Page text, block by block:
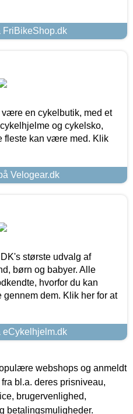
FriBikeShop.dk
en cykelbutik, med et
og cykelsko,
fleste kan være med. Klik
Velogear.dk
største udvalg af
børn og babyer. Alle
hvorfor du kan
dem. Klik her for at
eCykelhjelm.dk
webshops og anmeldt
bl.a. deres prisniveau,
brugervenlighed,
betalingsmuligheder.